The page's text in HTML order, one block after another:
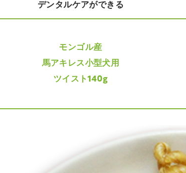
デンタルケアができる
モンゴル産
馬アキレス小型犬用
ツイスト140g